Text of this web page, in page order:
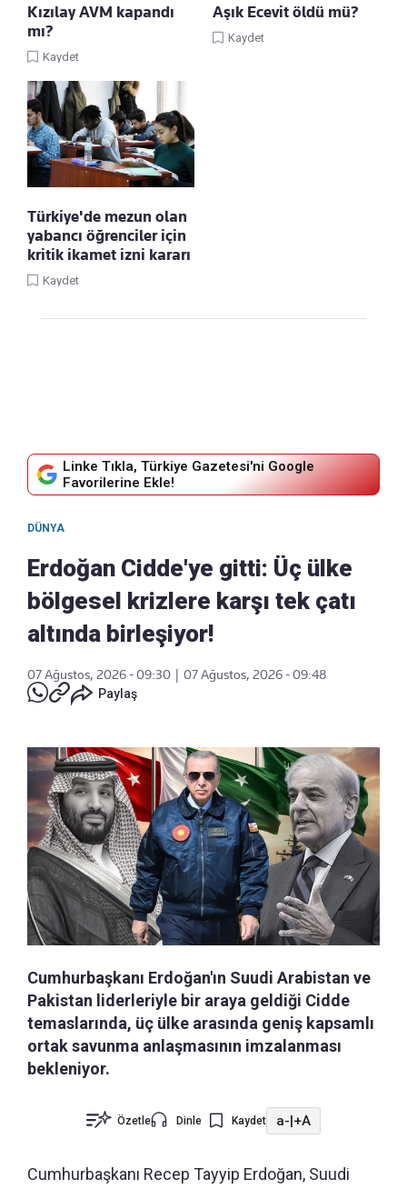
Kızılay AVM kapandı
mı?
Kaydet
Aşık Ecevit öldü mü?
Kaydet
Türkiye'de mezun olan
yabancı öğrenciler için
kritik ikamet izni kararı
Kaydet
Linke Tıkla, Türkiye Gazetesi'ni Google
Favorilerine Ekle!
DÜNYA
Erdoğan Cidde'ye gitti: Üç ülke
bölgesel krizlere karşı tek çatı
altında birleşiyor!
07 Ağustos, 2026 - 09:30
07 Ağustos, 2026 - 09:48
Paylaş
Cumhurbaşkanı Erdoğan'ın Suudi Arabistan ve
Pakistan liderleriyle bir araya geldiği Cidde
temaslarında, üç ülke arasında geniş kapsamlı
ortak savunma anlaşmasının imzalanması
bekleniyor.
Özetle Dinle Kaydet a-|+A
Cumhurbaşkanı Recep Tayyip Erdoğan, Suudi